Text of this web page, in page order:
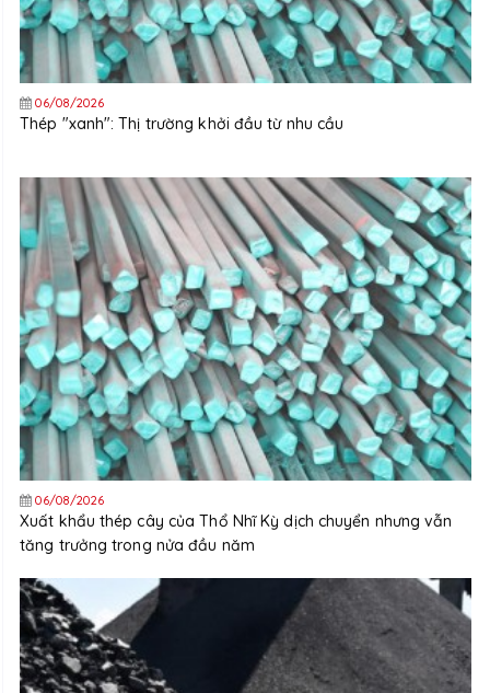
06/08/2026
Thép "xanh": Thị trường khởi đầu từ nhu cầu
06/08/2026
Xuất khẩu thép cây của Thổ Nhĩ Kỳ dịch chuyển nhưng vẫn
tăng trưởng trong nửa đầu năm